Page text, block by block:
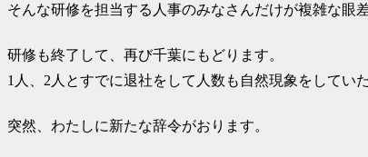
そんな研修を担当する人事のみなさんだけが複雑な眼
研修も終了して、再び千葉にもどります。
1人、2人とすでに退社をして人数も自然現象をしていた
突然、わたしに新たな辞令がおります。